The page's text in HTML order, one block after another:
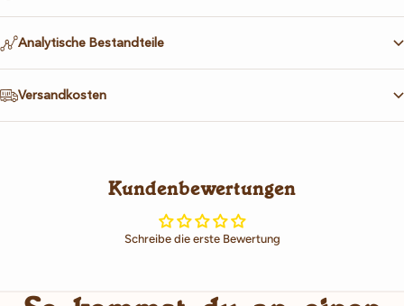
Analytische Bestandteile
Versandkosten
Kundenbewertungen
Schreibe die erste Bewertung